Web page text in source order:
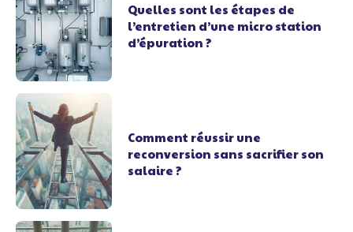
Quelles sont les étapes de
l’entretien d’une micro station
d’épuration ?
Comment réussir une
reconversion sans sacrifier son
salaire ?